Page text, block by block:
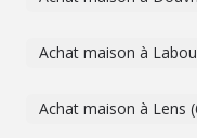
Achat maison à
Achat maison à Lens